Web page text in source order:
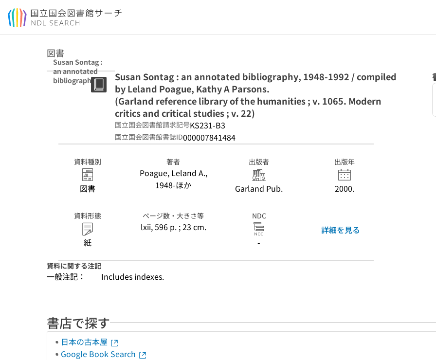
本文へ移動
図書
Susan Sontag :
an annotated
bibliography,
reference library
humanities ; v.
1065. Modern
critics and
critical studies ;
Susan Sontag : an annotated bibliography, 1948-1992 / compiled
by Leland Poague, Kathy A Parsons.
(Garland reference library of the humanities ; v. 1065. Modern
critics and critical studies ; v. 22)
国立国会図書館請求記号KS231-B3
国立国会図書館書誌ID000007841484
資料種別
図書
著者
Poague, Leland A.,
1948-ほか
出版者
Garland Pub.
出版年
2000.
資料形態
紙
ページ数・大きさ等
lxii, 596 p. ; 23 cm.
NDC
-
詳細を見る
資料に関する注記
一般注記： Includes indexes.
書店で探す
日本の古本屋
Google Book Search